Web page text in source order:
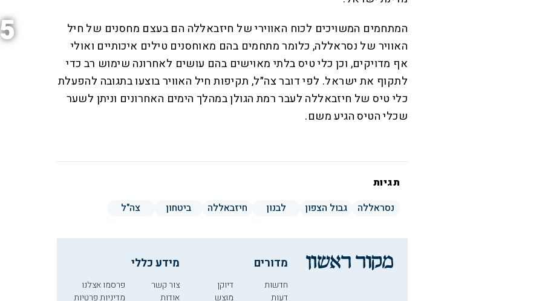
המתחמים המשויכים לכוח האווירי של חיזבאללה הם בעצם מחסנים של חיל
האוויר של נסראללה, כלומר מתחמים בהם מאוחסנים טילים איכותיים ואולי
אף מדויקים, וכן כלי טיס בלתי מאוישים בהם עושים לאחרונה שימוש רב כדי
לתקוף את ישראל. לפי דובר צה״ל, תקיפות חיל האוויר בוצעו בתגובה להפעלת
כלי טיס של חיזבאללה לעבר רמת הגולן במהלך הימים האחרונים וניתן לשער
שכלי הטיס הגיע משם.
תגיות
נסראללה
גבול הצפון לבנון חיזבאללה ביטחון צה"ל
מדורים
חדשות
דעות
דיוקן
מוצש
מידע כללי
צור קשר
אודות
פרסמו אצלנו
מדיניות פרטיות